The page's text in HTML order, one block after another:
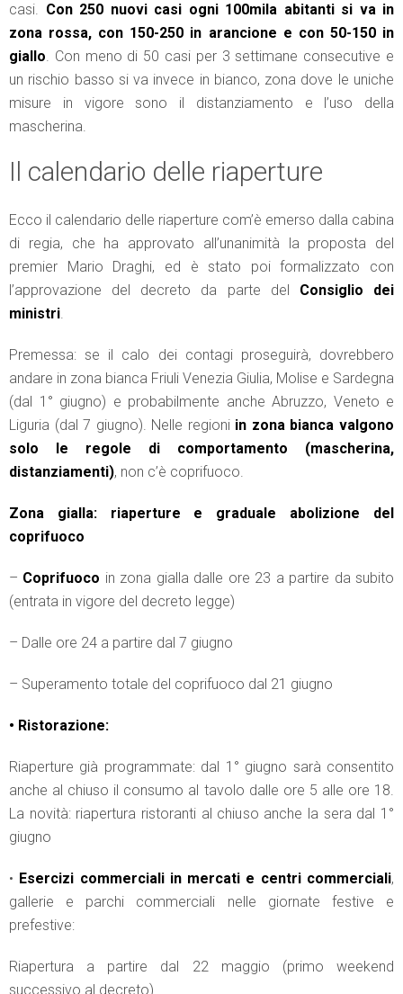
casi. Con 250 nuovi casi ogni 100mila abitanti si va in
zona rossa, con 150-250 in arancione e con 50-150 in
giallo. Con meno di 50 casi per 3 settimane consecutive e
un rischio basso si va invece in bianco, zona dove le uniche
misure in vigore sono il distanziamento e l’uso della
mascherina.
Il calendario delle riaperture
Ecco il calendario delle riaperture com’è emerso dalla cabina
di regia, che ha approvato all’unanimità la proposta del
premier Mario Draghi, ed è stato poi formalizzato con
l’approvazione del decreto da parte del Consiglio dei
ministri.
Premessa: se il calo dei contagi proseguirà, dovrebbero
andare in zona bianca Friuli Venezia Giulia, Molise e Sardegna
(dal 1° giugno) e probabilmente anche Abruzzo, Veneto e
Liguria (dal 7 giugno). Nelle regioni in zona bianca valgono
solo le regole di comportamento (mascherina,
distanziamenti), non c’è coprifuoco.
Zona gialla: riaperture e graduale abolizione del
coprifuoco
– Coprifuoco in zona gialla dalle ore 23 a partire da subito
(entrata in vigore del decreto legge)
– Dalle ore 24 a partire dal 7 giugno
– Superamento totale del coprifuoco dal 21 giugno
• Ristorazione:
Riaperture già programmate: dal 1° giugno sarà consentito
anche al chiuso il consumo al tavolo dalle ore 5 alle ore 18.
La novità: riapertura ristoranti al chiuso anche la sera dal 1°
giugno
• Esercizi commerciali in mercati e centri commerciali,
gallerie e parchi commerciali nelle giornate festive e
prefestive:
Riapertura a partire dal 22 maggio (primo weekend
successivo al decreto).